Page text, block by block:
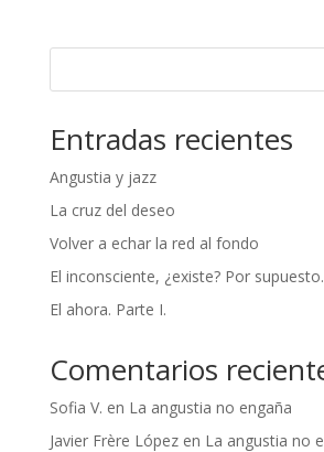
Entradas recientes
Angustia y jazz
La cruz del deseo
Volver a echar la red al fondo
El inconsciente, ¿existe? Por
El ahora. Parte I.
Comentarios
Sofia V. en La angustia no engaña
Javier Frère Lópezen La angustia no